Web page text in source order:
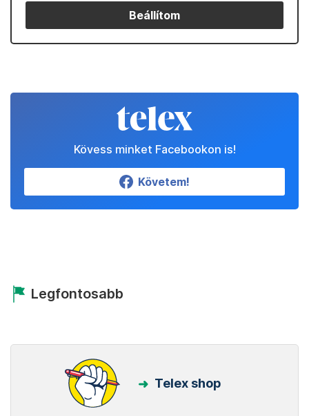
Beállítom
Kövess minket Facebookon is!
Követem!
Legfontosabb
Telex shop